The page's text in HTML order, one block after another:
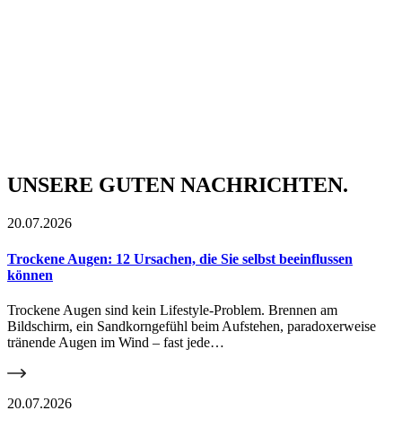
UNSERE GUTEN NACHRICHTEN.
20.07.2026
Trockene Augen: 12 Ursachen, die Sie selbst beeinflussen
können
Trockene Augen sind kein Lifestyle-Problem. Brennen am
Bildschirm, ein Sandkorngefühl beim Aufstehen, paradoxerweise
tränende Augen im Wind – fast jede…
20.07.2026